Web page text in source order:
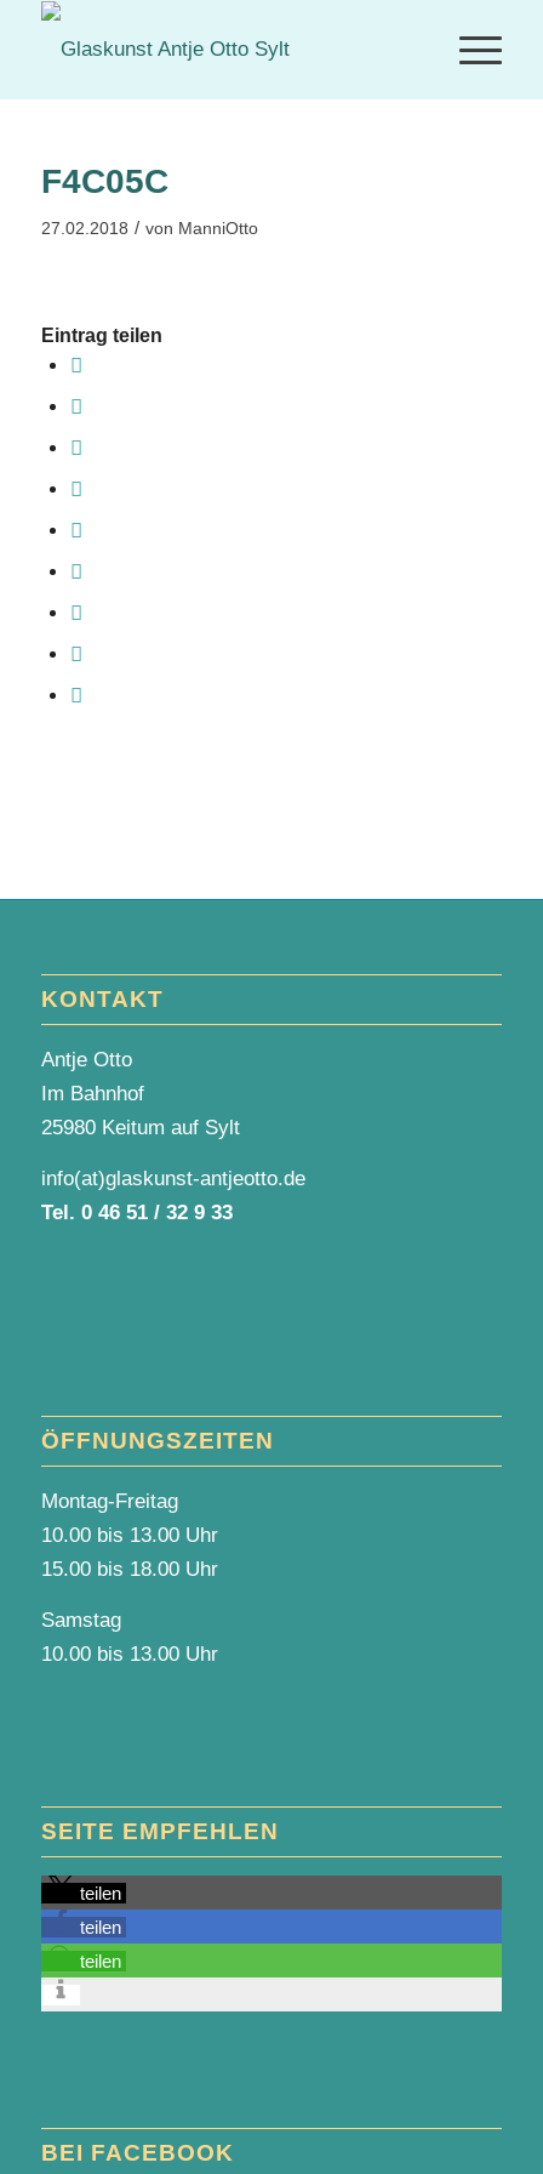
F4C05C
27.02.2018 / von ManniOtto
Eintrag teilen
KONTAKT
Antje Otto
Im Bahnhof
25980 Keitum auf Sylt
info(at)glaskunst-antjeotto.de
Tel. 0 46 51 / 32 9 33
ÖFFNUNGSZEITEN
Montag-Freitag
10.00 bis 13.00 Uhr
15.00 bis 18.00 Uhr
Samstag
10.00 bis 13.00 Uhr
SEITE EMPFEHLEN
teilen
teilen
teilen
BEI FACEBOOK